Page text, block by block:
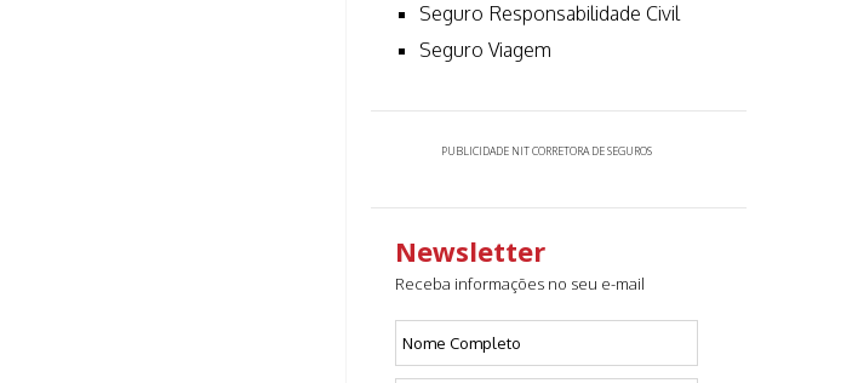
Seguro Responsabilidade Civil
Seguro Viagem
PUBLICIDADE NIT CORRETORA DE SEGUROS
Newsletter
Receba informações no seu e-mail